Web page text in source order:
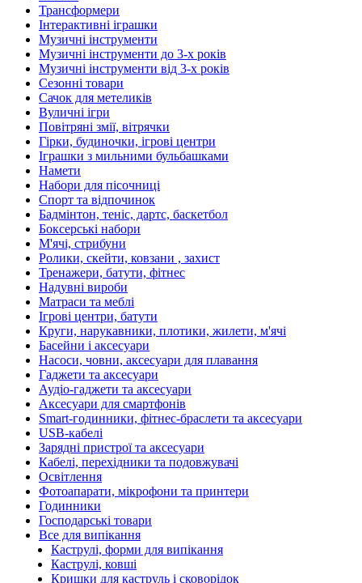
Трансформери
Інтерактивні іграшки
Музичні інструменти
Музичні інструменти до 3-х років
Музичні інструменти від 3-х років
Сезонні товари
Сачок для метеликів
Вуличні ігри
Повітряні змії, вітрячки
Гірки, будиночки, ігрові центри
Іграшки з мильними бульбашками
Намети
Набори для пісочниці
Спорт та відпочинок
Бадмінтон, теніс, дартс, баскетбол
Боксерські набори
М'ячі, стрибуни
Ролики, скейти, ковзани , захист
Тренажери, батути, фітнес
Надувні вироби
Матраси та меблі
Ігрові центри, батути
Круги, нарукавники, плотики, жилети, м'ячі
Басейни і аксесуари
Насоси, човни, аксесуари для плавання
Гаджети та аксесуари
Аудіо-гаджети та аксесуари
Аксесуари для смартфонів
Smart-годинники, фітнес-браслети та аксесуари
USB-кабелі
Зарядні пристрої та аксесуари
Кабелі, перехідники та подовжувачі
Освітлення
Фотоапарати, мікрофони та принтери
Годинники
Господарські товари
Все для випікання
Каструлі, форми для випікання
Каструлі, ковші
Кришки для каструль і сковорідок